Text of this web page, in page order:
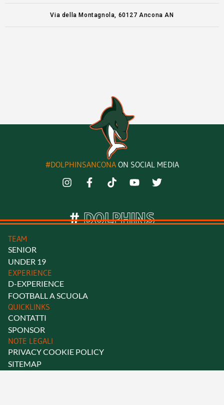
Via della Montagnola, 60127 Ancona AN
#DOLPHINSANCONA ON SOCIAL MEDIA
# DOLPHINS
TEAM
SENIOR
UNDER 19
EXPERIENCE
D-EXPERIENCE
FOOTBALL A SCUOLA
QUICKLINKS
CONTATTI
SPONSOR
NOTE LEGALI
PRIVACY COOKIE POLICY
SITEMAP